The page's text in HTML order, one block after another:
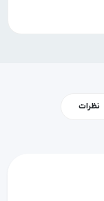
نظرات